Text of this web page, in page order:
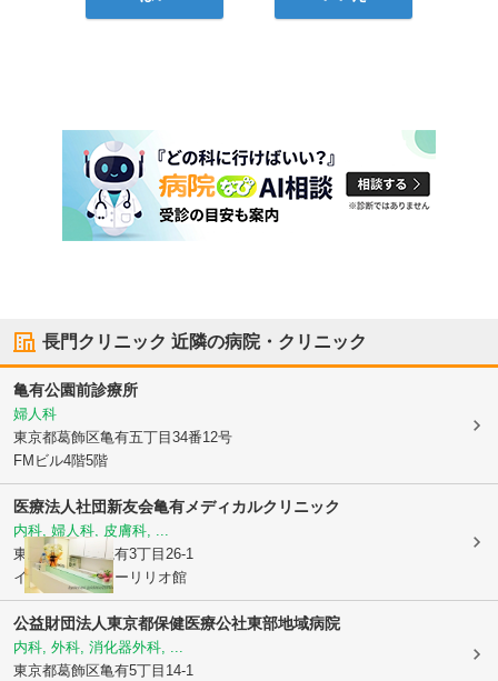
長門クリニック 近隣の病院・クリニック
亀有公園前診療所
婦人科
東京都葛飾区亀有五丁目34番12号
FMビル4階5階
医療法人社団新友会亀有メディカルクリニック
内科, 婦人科, 皮膚科, ...
東京都葛飾区亀有3丁目26-1
イトーヨーカドーリリオ館
公益財団法人東京都保健医療公社東部地域病院
内科, 外科, 消化器外科, ...
東京都葛飾区亀有5丁目14-1